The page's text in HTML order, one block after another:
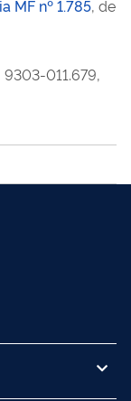
MF nº 1.785, de
011.679,
por Facebook
por Twitter
Copiar para